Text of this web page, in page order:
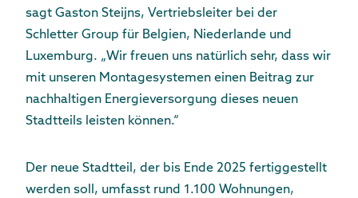
sagt Gaston Steijns, Vertriebsleiter bei der
Schletter Group für Belgien, Niederlande und
Luxemburg. „Wir freuen uns natürlich sehr, dass wir
mit unseren Montagesystemen einen Beitrag zur
nachhaltigen Energieversorgung dieses neuen
Stadtteils leisten können.“
Der neue Stadtteil, der bis Ende 2025 fertiggestellt
werden soll, umfasst rund 1.100 Wohnungen,